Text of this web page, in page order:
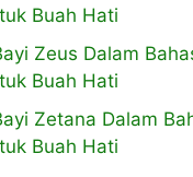
Buah Hati
Zeus Dalam
Buah Hati
Zetana Dalam
Buah Hati